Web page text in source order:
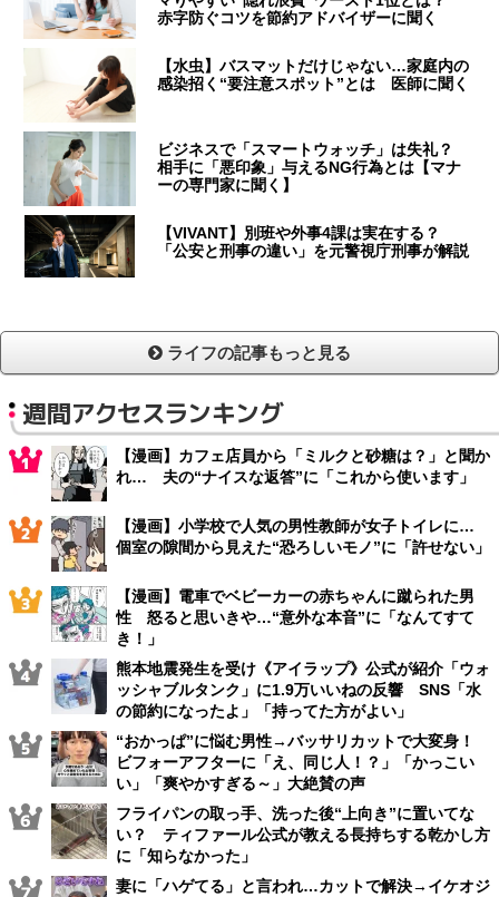
赤字防ぐコツを節約アドバイザーに聞く
【水虫】バスマットだけじゃない…家庭内の
感染招く“要注意スポット”とは 医師に聞く
ビジネスで「スマートウォッチ」は失礼？
相手に「悪印象」与えるNG行為とは【マナ
ーの専門家に聞く】
【VIVANT】別班や外事4課は実在する？
「公安と刑事の違い」を元警視庁刑事が解説
ライフの記事もっと見る
週間アクセスランキング
【漫画】カフェ店員から「ミルクと砂糖は？」と聞か
れ… 夫の“ナイスな返答”に「これから使います」
【漫画】小学校で人気の男性教師が女子トイレに…
個室の隙間から見えた“恐ろしいモノ”に「許せない」
【漫画】電車でベビーカーの赤ちゃんに蹴られた男
性 怒ると思いきや…“意外な本音”に「なんてすて
き！」
熊本地震発生を受け《アイラップ》公式が紹介「ウォ
ッシャブルタンク」に1.9万いいねの反響 SNS「水
の節約になったよ」「持ってた方がよい」
“おかっぱ”に悩む男性→バッサリカットで大変身！
ビフォーアフターに「え、同じ人！？」「かっこい
い」「爽やかすぎる～」大絶賛の声
フライパンの取っ手、洗った後“上向き”に置いてな
い？ ティファール公式が教える長持ちする乾かし方
に「知らなかった」
妻に「ハゲてる」と言われ…カットで解決→イケオジ